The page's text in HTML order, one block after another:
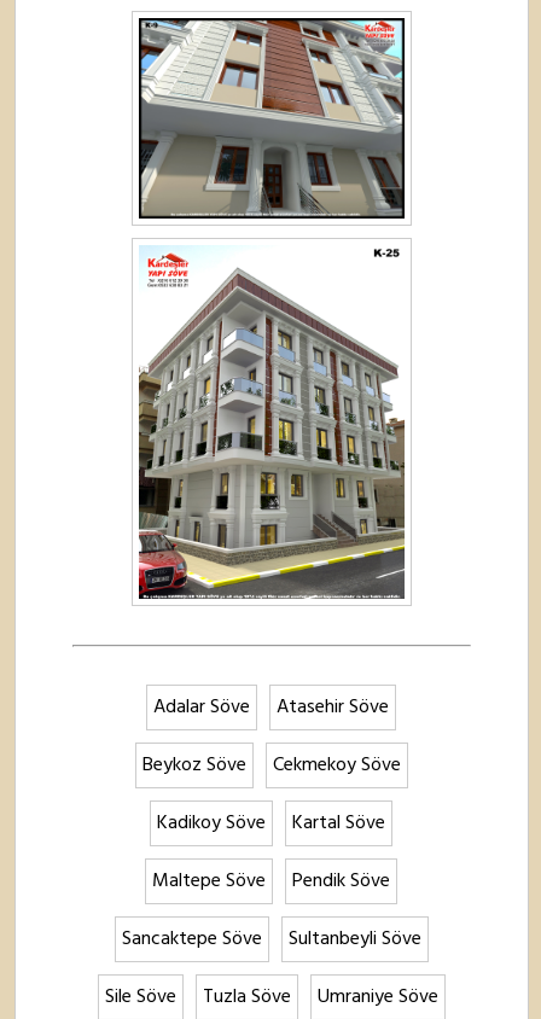
Adalar Söve
Atasehir Söve
Beykoz Söve
Cekmekoy Söve
Kadikoy Söve
Kartal Söve
Maltepe Söve
Pendik Söve
Sancaktepe Söve
Sultanbeyli Söve
Sile Söve
Tuzla Söve
Umraniye Söve